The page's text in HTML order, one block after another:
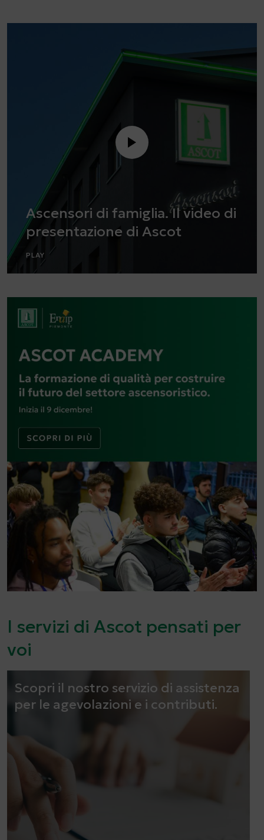
Ascensori di famiglia. Il video di
presentazione di Ascot
PLAY
I servizi di Ascot pensati per
voi
Scopri il nostro servizio di assistenza
per le agevolazioni e i contributi.